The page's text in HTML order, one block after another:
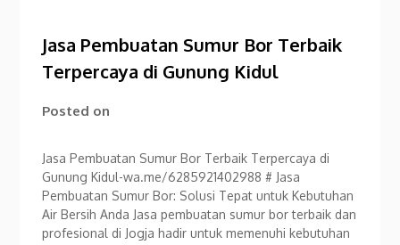
Jasa Pembuatan Sumur Bor Terbaik
Terpercaya di Gunung Kidul
Posted on
Jasa Pembuatan Sumur Bor Terbaik Terpercaya di
Gunung Kidul-wa.me/6285921402988 # Jasa
Pembuatan Sumur Bor: Solusi Tepat untuk Kebutuhan
Air Bersih Anda Jasa pembuatan sumur bor terbaik dan
profesional di Jogja hadir untuk memenuhi kebutuhan